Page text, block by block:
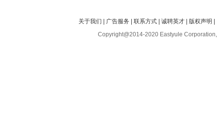
关于我们 | 广告服务 |联系方式 |诚聘英才 | 版权声明 |
Copyright@2014-2020 Eastyule